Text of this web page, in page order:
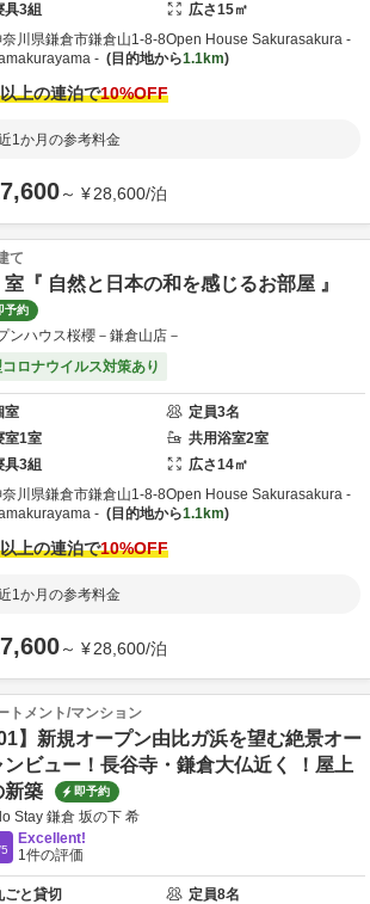
具3組 広さ15㎡
川県鎌倉市鎌倉山1-8-8Open House Sakurasakura -
-
目的地から1.1km
上の連泊で10%OFF
1か月の参考料金
～ ¥28,600/泊
て
『 自然と日本の和を感じるお部屋 』
予約
ンハウス桜櫻－鎌倉山店－
ロナウイルス対策あり
室 定員3名
室1室 共用浴室2室
具3組 広さ14㎡
川県鎌倉市鎌倉山1-8-8Open House Sakurasakura -
-
目的地から1.1km
上の連泊で10%OFF
1か月の参考料金
～ ¥28,600/泊
トメント/マンション
】新規オープン由比ガ浜を望む絶景オー
ンビュー！長谷寺・鎌倉大仏近く ！屋上
築
即予約
Stay 鎌倉 坂の下 希
Excellent!
1件の評価
ごと貸切 定員8名